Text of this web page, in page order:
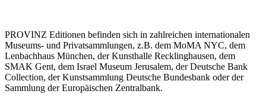
PROVINZ Editionen befinden sich in zahlreichen internationalen
Museums- und Privatsammlungen, z.B. dem MoMA NYC, dem
Lenbachhaus München, der Kunsthalle Recklinghausen, dem
SMAK Gent, dem Israel Museum Jerusalem, der Deutsche Bank
Collection, der Kunstsammlung Deutsche Bundesbank oder der
Sammlung der Europäischen Zentralbank.